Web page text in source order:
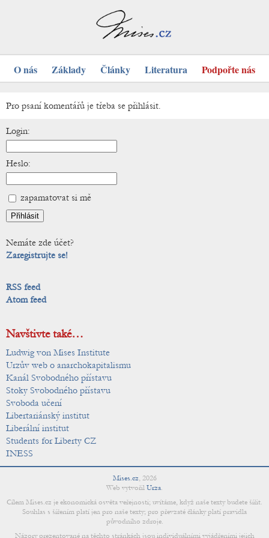
O nás Základy Články Literatura Podpořte nás
Pro psaní komentářů je třeba se přihlásit.
Login:
Heslo:
zapamatovat si mě
Nemáte zde účet?
Zaregistrujte se!
RSS feed
Atom feed
Navštivte také…
Ludwig von Mises Institute
Urzův web o anarchokapitalismu
Kanál Svobodného přístavu
Stoky Svobodného přístavu
Svoboda učení
Libertariánský institut
Liberální institut
Students for Liberty CZ
INESS
Mises.cz, 2026
Web vytvořil Urza.
Cílem Mises.cz je ekonomická osvěta veřejnosti; uvítáme, když naše texty budete šířit.
Souhlas s šířením platí jen pro naše texty; pro převzaté články platí pravidla
původního zdroje.
Názory prezentované na těchto stránkách jsou individuálními vyjádřeními jejich